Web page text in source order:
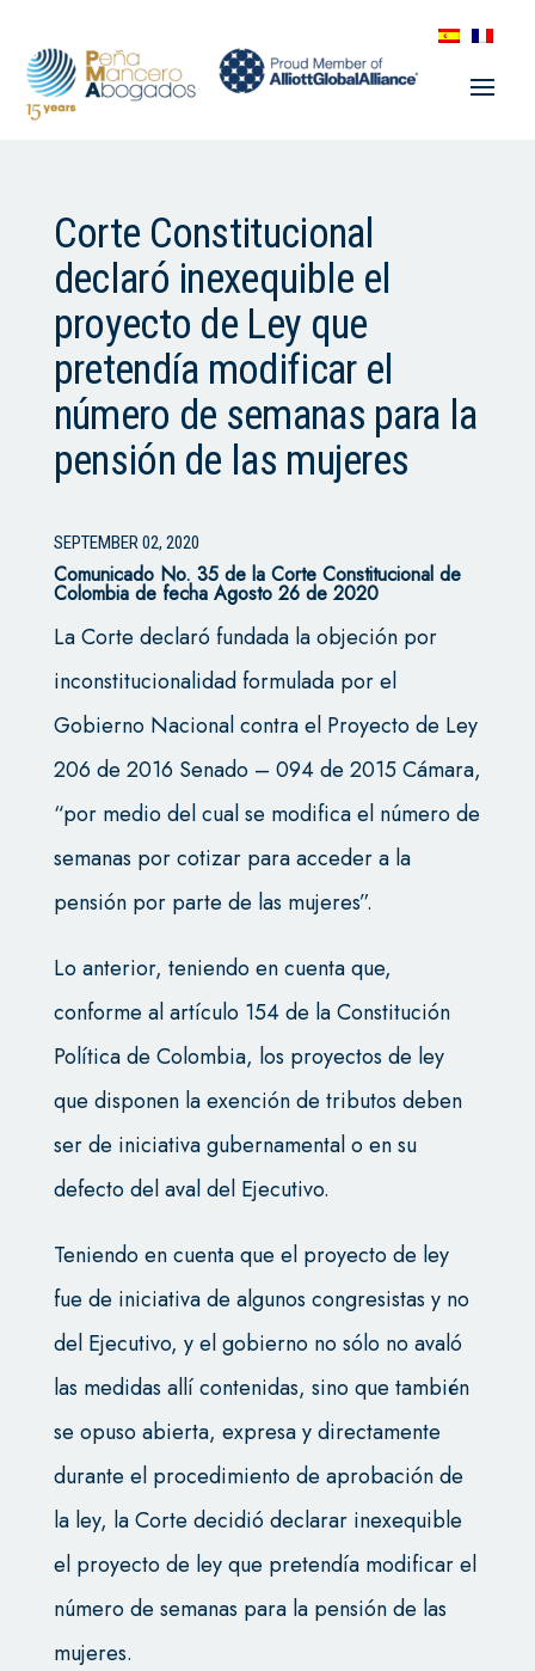
Corte Constitucional
declaró inexequible el
proyecto de Ley que
pretendía modificar el
número de semanas para la
pensión de las mujeres
SEPTEMBER 02, 2020
Comunicado No. 35 de la Corte Constitucional de
Colombia de fecha Agosto 26 de 2020
La Corte declaró fundada la objeción por
inconstitucionalidad formulada por el
Gobierno Nacional contra el Proyecto de Ley
206 de 2016 Senado – 094 de 2015 Cámara,
“por medio del cual se modifica el número de
semanas por cotizar para acceder a la
pensión por parte de las mujeres”.
Lo anterior, teniendo en cuenta que,
conforme al artículo 154 de la Constitución
Política de Colombia, los proyectos de ley
que disponen la exención de tributos deben
ser de iniciativa gubernamental o en su
defecto del aval del Ejecutivo.
Teniendo en cuenta que el proyecto de ley
fue de iniciativa de algunos congresistas y no
del Ejecutivo, y el gobierno no sólo no avaló
las medidas allí contenidas, sino que también
se opuso abierta, expresa y directamente
durante el procedimiento de aprobación de
la ley, la Corte decidió declarar inexequible
el proyecto de ley que pretendía modificar el
número de semanas para la pensión de las
mujeres.